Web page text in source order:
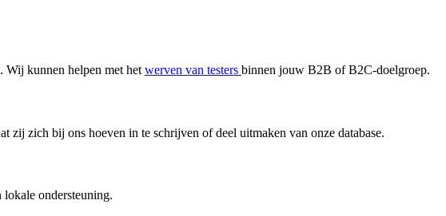
Wij kunnen helpen met hetwerven van testers binnen jouw B2B of B2C-doelgroep.
zij zich bij ons hoeven in te schrijven of deel uitmaken van onze database.
ondersteuning.